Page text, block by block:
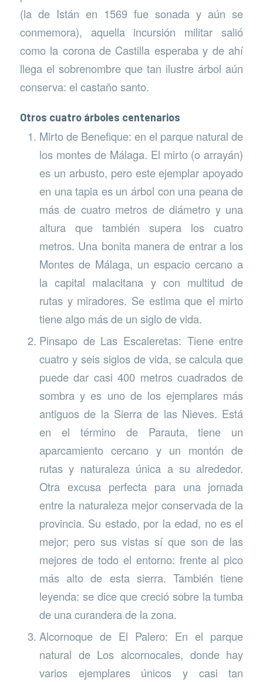
(la de Istán en 1569 fue sonada y aún se
conmemora), aquella incursión militar salió
como la corona de Castilla esperaba y de ahí
llega el sobrenombre que tan ilustre árbol aún
conserva: el castaño santo.
Otros cuatro árboles centenarios
Mirto de Benefique: en el parque natural de
los montes de Málaga. El mirto (o arrayán)
es un arbusto, pero este ejemplar apoyado
en una tapia es un árbol con una peana de
más de cuatro metros de diámetro y una
altura que también supera los cuatro
metros. Una bonita manera de entrar a los
Montes de Málaga, un espacio cercano a
la capital malacitana y con multitud de
rutas y miradores. Se estima que el mirto
tiene algo más de un siglo de vida.
Pinsapo de Las Escaleretas: Tiene entre
cuatro y seis siglos de vida, se calcula que
puede dar casi 400 metros cuadrados de
sombra y es uno de los ejemplares más
antiguos de la Sierra de las Nieves. Está
en el término de Parauta, tiene un
aparcamiento cercano y un montón de
rutas y naturaleza única a su alrededor.
Otra excusa perfecta para una jornada
entre la naturaleza mejor conservada de la
provincia. Su estado, por la edad, no es el
mejor; pero sus vistas sí que son de las
mejores de todo el entorno: frente al pico
más alto de esta sierra. También tiene
leyenda: se dice que creció sobre la tumba
de una curandera de la zona.
Alcornoque de El Palero: En el parque
natural de Los alcornocales, donde hay
varios ejemplares únicos y casi tan